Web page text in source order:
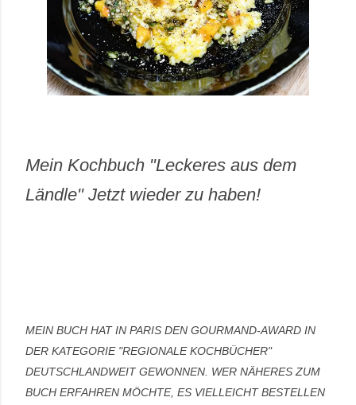
Mein Kochbuch "Leckeres aus dem
Ländle" Jetzt wieder zu haben!
MEIN BUCH HAT IN PARIS DEN GOURMAND-AWARD IN
DER KATEGORIE "REGIONALE KOCHBÜCHER"
DEUTSCHLANDWEIT GEWONNEN. WER NÄHERES ZUM
BUCH ERFAHREN MÖCHTE, ES VIELLEICHT BESTELLEN